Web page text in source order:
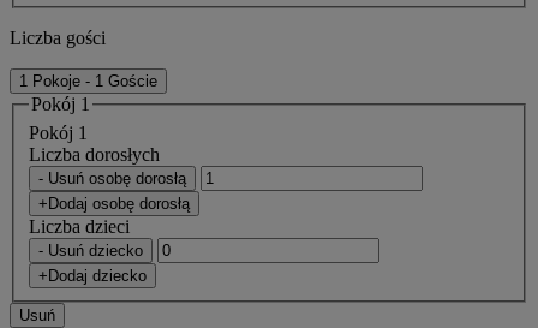
Liczba gości
1 Pokoje - 1 Goście
Pokój 1
Pokój 1
Liczba dorosłych
- Usuń osobę dorosłą
+Dodaj osobę dorosłą
Liczba dzieci
- Usuń dziecko
+Dodaj dziecko
Usuń